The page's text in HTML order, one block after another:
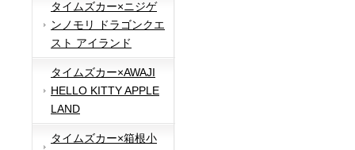
タイムズカー×ニジゲ
ンノモリ ドラゴンクエ
スト アイランド
タイムズカー×AWAJI
HELLO KITTY APPLE
LAND
タイムズカー×箱根小